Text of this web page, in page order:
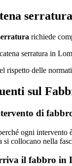
richiede
serratura in
rispetto delle
sul
di
ogni
collocano nella
il fabbro in